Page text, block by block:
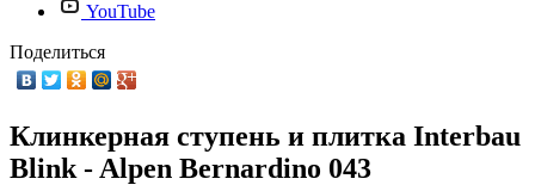
YouTube
Поделиться
Клинкерная ступень и плитка Interbau
Blink - Alpen Bernardino 043